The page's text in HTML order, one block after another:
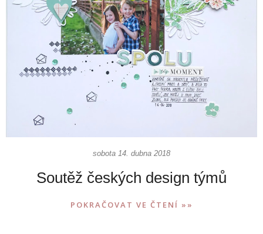
sobota 14. dubna 2018
Soutěž českých design týmů
POKRAČOVAT VE ČTENÍ »»